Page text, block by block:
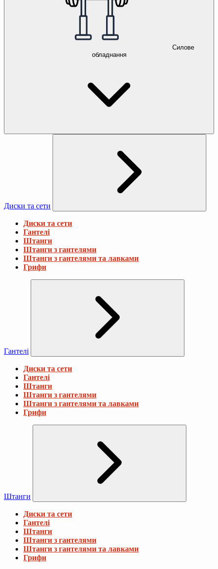
Силове
обладнання
Диски та сети
Диски та сети
Гантелі
Штанги
Штанги з гантелями
Штанги з гантелями та лавками
Грифи
Гантелі
Диски та сети
Гантелі
Штанги
Штанги з гантелями
Штанги з гантелями та лавками
Грифи
Штанги
Диски та сети
Гантелі
Штанги
Штанги з гантелями
Штанги з гантелями та лавками
Грифи